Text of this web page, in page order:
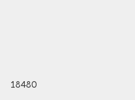
18480